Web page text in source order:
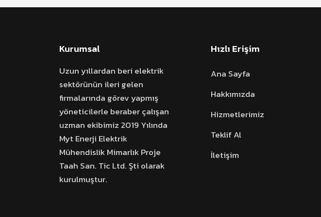
Kurumsal
Uzun yıllardan beri elektrik
sektörünün ileri gelen
firmalarında görev yapmış
yöneticilerle beraber çalışan
uzman ekibimiz 2019 Yılında
Myt Enerji Elektrik
Mühendislik Mimarlık Proje
Taah San. Tic Ltd. Şti olarak
kurulmuştur.
Hızlı Erişim
Ana Sayfa
Hakkımızda
Hizmetlerimiz
Teklif Al
İletişim